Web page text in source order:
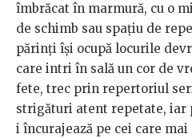
îmbrăcat în marmură, cu o
de schimb sau spațiu de
părinți își ocupă locurile
care intri în sală un cor de
fete, trec prin repertoriul
strigături atent repetate,
i încurajează pe cei care mai